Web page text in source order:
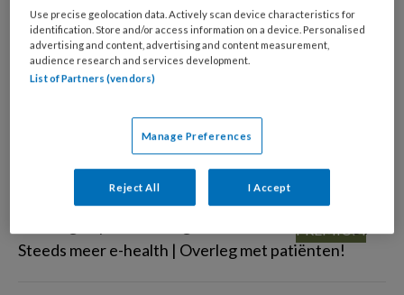
sommige patiënten wel en andere geen baat hebben
bij een behandeling. Dat zeggen psychotherapeut
Marcus Huibers en orthopedagoog Bram Orobio de
Castro.
Invloed moeder psychotische
Steeds meer e-health | Overleg met patiënten!
Use precise geolocation data. Actively scan device characteristics for
identification. Store and/or access information on a device. Personalised
advertising and content, advertising and content measurement,
audience research and services development.
List of Partners (vendors)
Manage Preferences
Reject All I Accept